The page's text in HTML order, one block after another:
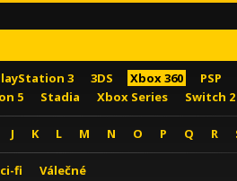
3 3DS Xbox 360 PSP
5 Stadia Xbox Series Switch 2
J K L M N O P Q R
fi Válečné